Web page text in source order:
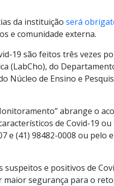
da instituição será
e comunidade externa.
19 são feitos três vezes
(LabCho), do
Núcleo de Ensino e
abrange o
de Covid-19
e (41) 98482-0008 ou pelo
e positivos de
maior segurança para o